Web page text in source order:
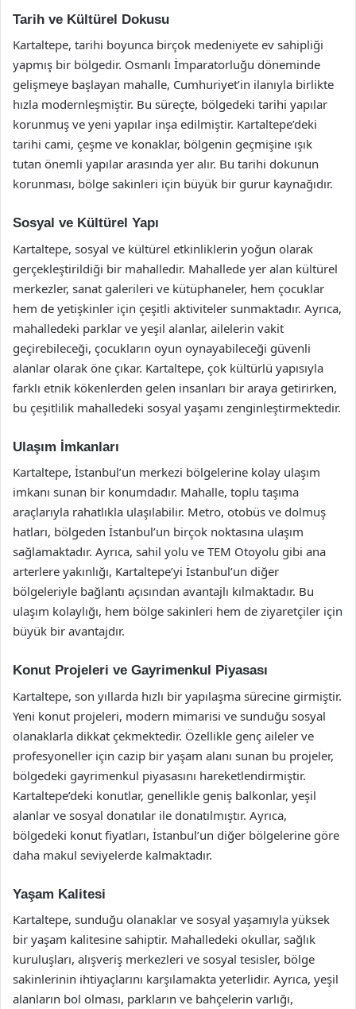
Tarih ve Kültürel Dokusu
Kartaltepe, tarihi boyunca birçok medeniyete ev sahipliği
yapmış bir bölgedir. Osmanlı İmparatorluğu döneminde
gelişmeye başlayan mahalle, Cumhuriyet’in ilanıyla birlikte
hızla modernleşmiştir. Bu süreçte, bölgedeki tarihi yapılar
korunmuş ve yeni yapılar inşa edilmiştir. Kartaltepe’deki
tarihi cami, çeşme ve konaklar, bölgenin geçmişine ışık
tutan önemli yapılar arasında yer alır. Bu tarihi dokunun
korunması, bölge sakinleri için büyük bir gurur kaynağıdır.
Sosyal ve Kültürel Yapı
Kartaltepe, sosyal ve kültürel etkinliklerin yoğun olarak
gerçekleştirildiği bir mahalledir. Mahallede yer alan kültürel
merkezler, sanat galerileri ve kütüphaneler, hem çocuklar
hem de yetişkinler için çeşitli aktiviteler sunmaktadır. Ayrıca,
mahalledeki parklar ve yeşil alanlar, ailelerin vakit
geçirebileceği, çocukların oyun oynayabileceği güvenli
alanlar olarak öne çıkar. Kartaltepe, çok kültürlü yapısıyla
farklı etnik kökenlerden gelen insanları bir araya getirirken,
bu çeşitlilik mahalledeki sosyal yaşamı zenginleştirmektedir.
Ulaşım İmkanları
Kartaltepe, İstanbul’un merkezi bölgelerine kolay ulaşım
imkanı sunan bir konumdadır. Mahalle, toplu taşıma
araçlarıyla rahatlıkla ulaşılabilir. Metro, otobüs ve dolmuş
hatları, bölgeden İstanbul’un birçok noktasına ulaşım
sağlamaktadır. Ayrıca, sahil yolu ve TEM Otoyolu gibi ana
arterlere yakınlığı, Kartaltepe’yi İstanbul’un diğer
bölgeleriyle bağlantı açısından avantajlı kılmaktadır. Bu
ulaşım kolaylığı, hem bölge sakinleri hem de ziyaretçiler için
büyük bir avantajdır.
Konut Projeleri ve Gayrimenkul Piyasası
Kartaltepe, son yıllarda hızlı bir yapılaşma sürecine girmiştir.
Yeni konut projeleri, modern mimarisi ve sunduğu sosyal
olanaklarla dikkat çekmektedir. Özellikle genç aileler ve
profesyoneller için cazip bir yaşam alanı sunan bu projeler,
bölgedeki gayrimenkul piyasasını hareketlendirmiştir.
Kartaltepe’deki konutlar, genellikle geniş balkonlar, yeşil
alanlar ve sosyal donatılar ile donatılmıştır. Ayrıca,
bölgedeki konut fiyatları, İstanbul’un diğer bölgelerine göre
daha makul seviyelerde kalmaktadır.
Yaşam Kalitesi
Kartaltepe, sunduğu olanaklar ve sosyal yaşamıyla yüksek
bir yaşam kalitesine sahiptir. Mahalledeki okullar, sağlık
kuruluşları, alışveriş merkezleri ve sosyal tesisler, bölge
sakinlerinin ihtiyaçlarını karşılamakta yeterlidir. Ayrıca, yeşil
alanların bol olması, parkların ve bahçelerin varlığı,